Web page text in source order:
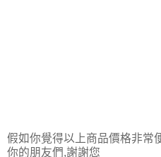
假如你覺得以上商品價格非常
你的朋友們,謝謝您